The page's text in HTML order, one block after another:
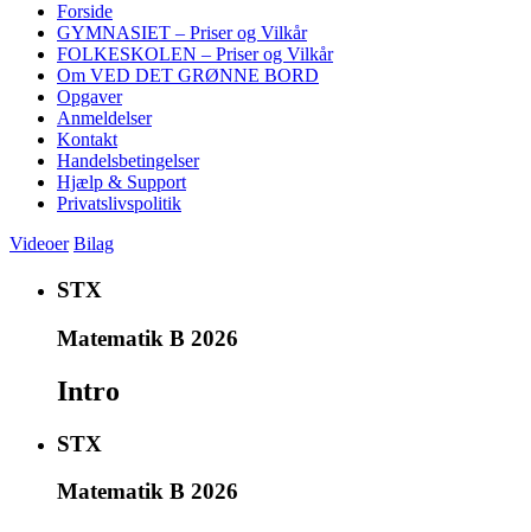
Forside
GYMNASIET – Priser og Vilkår
FOLKESKOLEN – Priser og Vilkår
Om VED DET GRØNNE BORD
Opgaver
Anmeldelser
Kontakt
Handelsbetingelser
Hjælp & Support
Privatslivspolitik
Videoer Bilag
STX
Matematik B 2026
Intro
STX
Matematik B 2026